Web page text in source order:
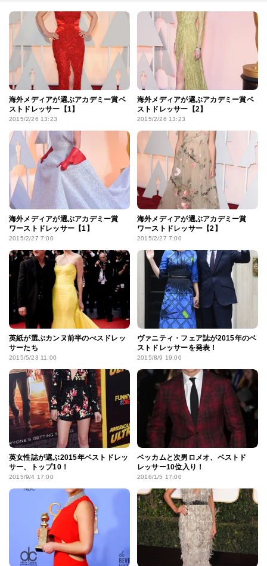
海外メディアが選ぶアカデミー賞ベ
ストドレッサー【1】
2015/2/26 13:23
海外メディアが選ぶアカデミー賞ベ
ストドレッサー【2】
2015/2/26 13:23
海外メディアが選ぶアカデミー賞
ワーストドレッサー【1】
2015/2/27 7:00
海外メディアが選ぶアカデミー賞
ワーストドレッサー【2】
2015/2/27 7:00
英紙が選ぶカンヌ前半のべスドレッ
サーたち
2015/5/23 11:00
ヴァニティ・フェア誌が2015年のベ
ストドレッサーを発表！
2015/8/9 19:00
英女性誌が選ぶ2015年ベストドレッ
サー、トップ10！
2015/9/4 17:00
ベッカムと次男ロメオ、ベストド
レッサー10位入り！
2016/1/5 17:00